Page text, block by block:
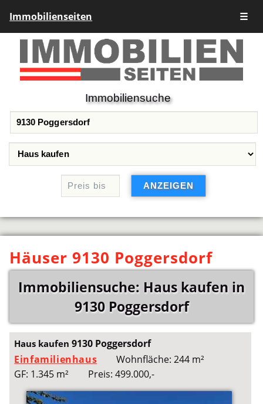
Immobilienseiten ☰
Immobiliensuche
Häuser 9130 Poggersdorf
Immobiliensuche: Haus kaufen in
9130 Poggersdorf
Haus kaufen9130 Poggersdorf
Einfamilienhaus
Wohnfläche: 244 m²
GF: 1.345 m²
Preis: 499.000,-